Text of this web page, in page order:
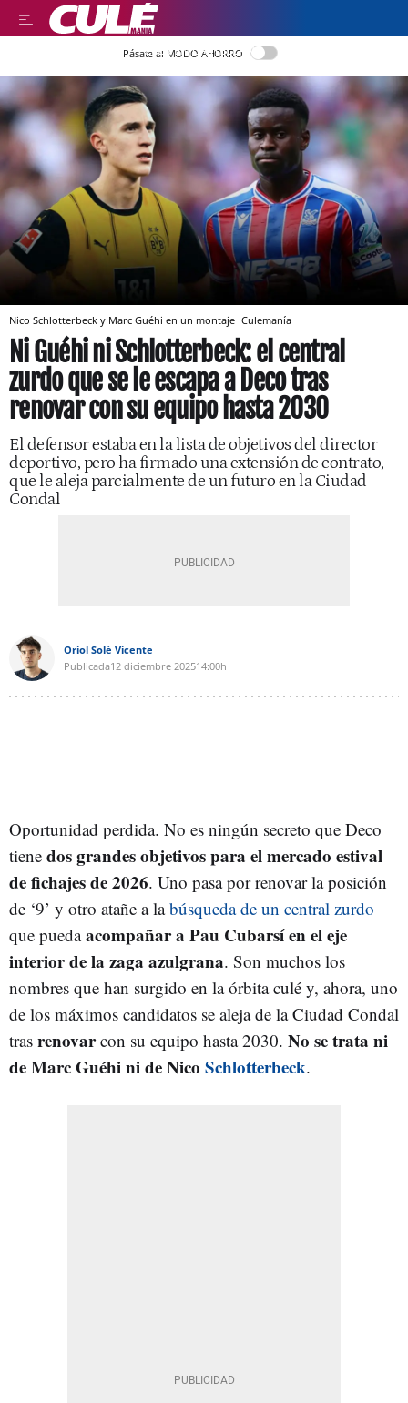
LEER EN CASTELLANO
Pásate al MODO AHORRO
Nico Schlotterbeck y Marc Guéhi en un montaje Culemanía
Ni Guéhi ni Schlotterbeck: el central
zurdo que se le escapa a Deco tras
renovar con su equipo hasta 2030
El defensor estaba en la lista de objetivos del director
deportivo, pero ha firmado una extensión de contrato,
que le aleja parcialmente de un futuro en la Ciudad
Condal
Oriol Solé Vicente
Publicada12 diciembre 202514:00h
Oportunidad perdida. No es ningún secreto que Deco
tiene dos grandes objetivos para el mercado estival
de fichajes de 2026. Uno pasa por renovar la posición
de ‘9’ y otro atañe a labúsqueda de un central zurdo
que puedaacompañar a Pau Cubarsí en el eje
interior de la zaga azulgrana. Son muchos los
nombres que han surgido en la órbita culé y, ahora, uno
de los máximos candidatos se aleja de la Ciudad Condal
tras renovarcon su equipo hasta 2030. No se trata ni
de Marc Guéhi ni de Nico Schlotterbeck.